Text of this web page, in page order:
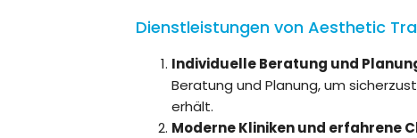
Dienstleistungen von Aesthetic
Individuelle Beratung und
Beratung und Planung, um
erhält.
Moderne Kliniken und erfahrene